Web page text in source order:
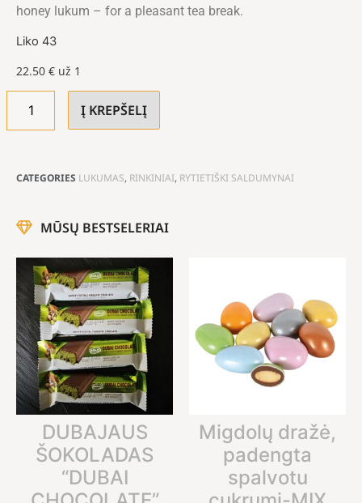
honey lukum – for a pleasant tea break.
Liko 43
22.50 € už 1
Į KREPŠELĮ
CATEGORIES LUKUMAS, RINKINIAI, RYTIETIŠKI SALDUMYNAI
MŪSŲ BESTSELERIAI
DUBAJAUS
ŠOKOLADAS
“DUBAI
Migdolų dražė,
padengta
spalvotu